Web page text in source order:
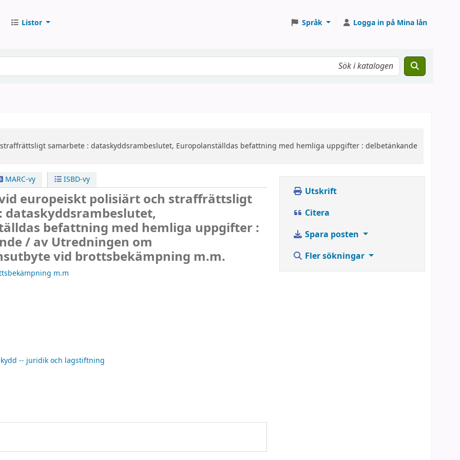
Listor Språk Logga in på Mina lån
samarbete : dataskyddsrambeslutet, Europolanställdas befattning med hemliga uppgifter : delbetänkande
MARC-vy ISBD-vy
europeiskt polisiärt och straffrättsligt
dataskyddsrambeslutet,
befattning med hemliga uppgifter :
/av Utredningen om
vid brottsbekämpning m.m.
m.m
-- juridik och lagstiftning
Utskrift
Citera
Spara posten
Fler sökningar